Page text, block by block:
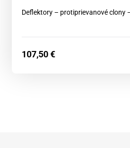
Deflektory – protiprievanové clony
107,50€